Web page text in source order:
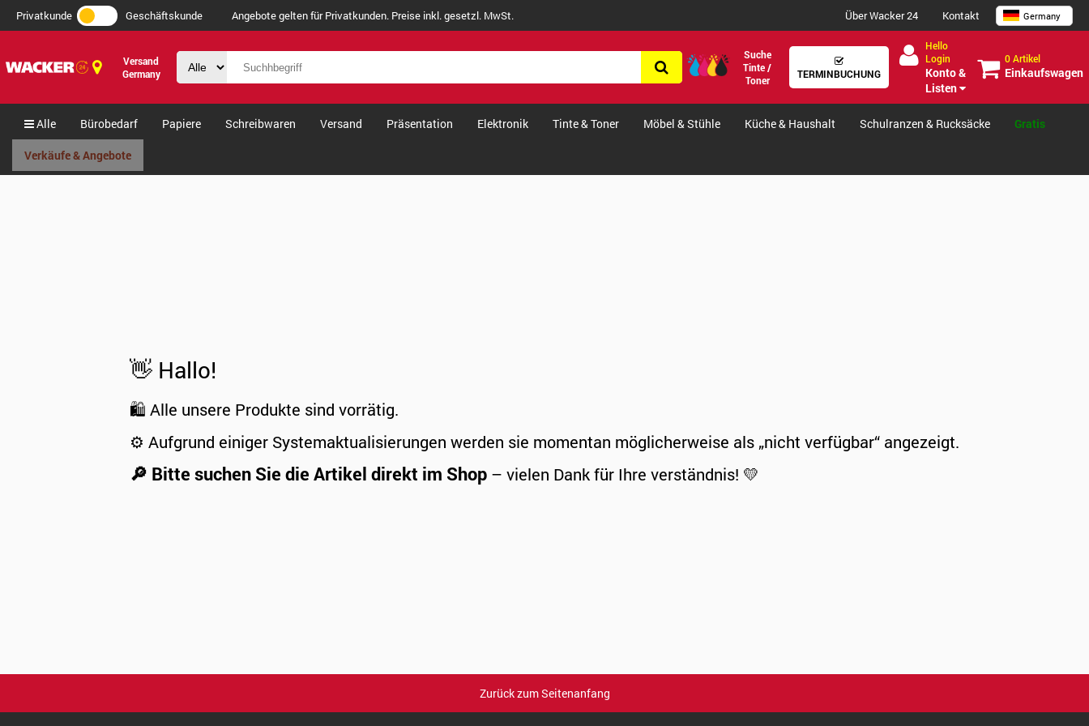
Privatkunde Geschäftskunde Angebote gelten für Privatkunden. Preise inkl. gesetzl. MwSt. Über Wacker 24 Kontakt Germany
Versand
Germany
Suche
Tinte /
Toner
TERMINBUCHUNG
Hello
Login
Konto &
Listen
0 Artikel
Einkaufswagen
Alle Bürobedarf Papiere Schreibwaren Versand Präsentation Elektronik Tinte & Toner Möbel & Stühle Küche & Haushalt Schulranzen & Rucksäcke Gratis
Verkäufe & Angebote
👋 Hallo!
🛍️ Alle unsere Produkte sind vorrätig.
⚙️ Aufgrund einiger Systemaktualisierungen werden sie momentan möglicherweise als „nicht verfügbar“ angezeigt.
🔎 Bitte suchen Sie die Artikel direkt im Shop – vielen Dank für Ihre verständnis! 💛
Zurück zum Seitenanfang